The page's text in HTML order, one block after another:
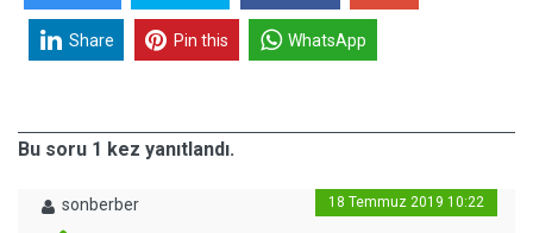
Share Pin this WhatsApp
Bu soru 1 kez yanıtlandı.
sonberber 18 Temmuz 2019 10:22